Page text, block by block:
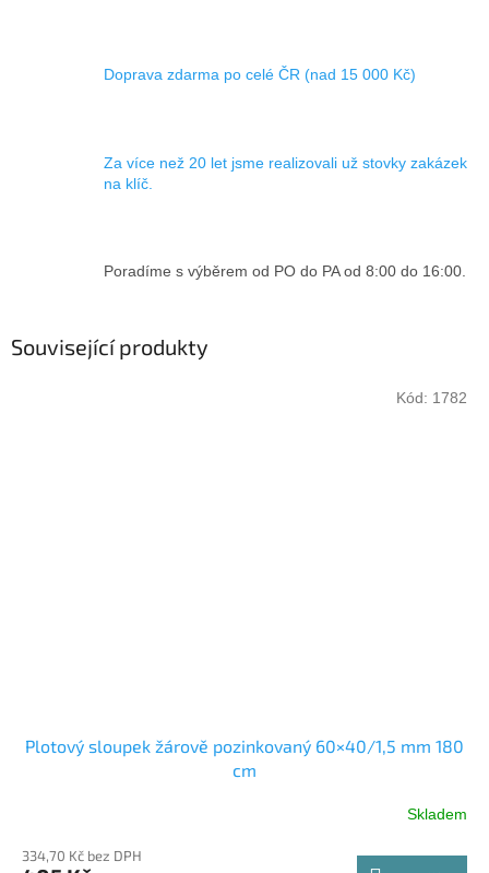
Doprava zdarma po celé ČR (nad 15 000 Kč)
Za více než 20 let jsme realizovali už stovky zakázek
na klíč.
Poradíme s výběrem od PO do PA od 8:00 do 16:00.
Související produkty
Plotový sloupek žárově pozinkovaný 60×40/1,5 mm 180
cm
Skladem
334,70 Kč bez DPH
Kód: 1782